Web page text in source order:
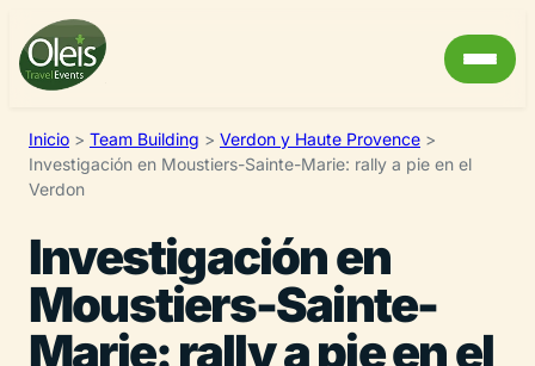
Inicio > Team Building > Verdon y Haute Provence >
Investigación en Moustiers-Sainte-Marie: rally a pie en el
Verdon
Investigación en
Moustiers-Sainte-
Marie: rally a pie en el